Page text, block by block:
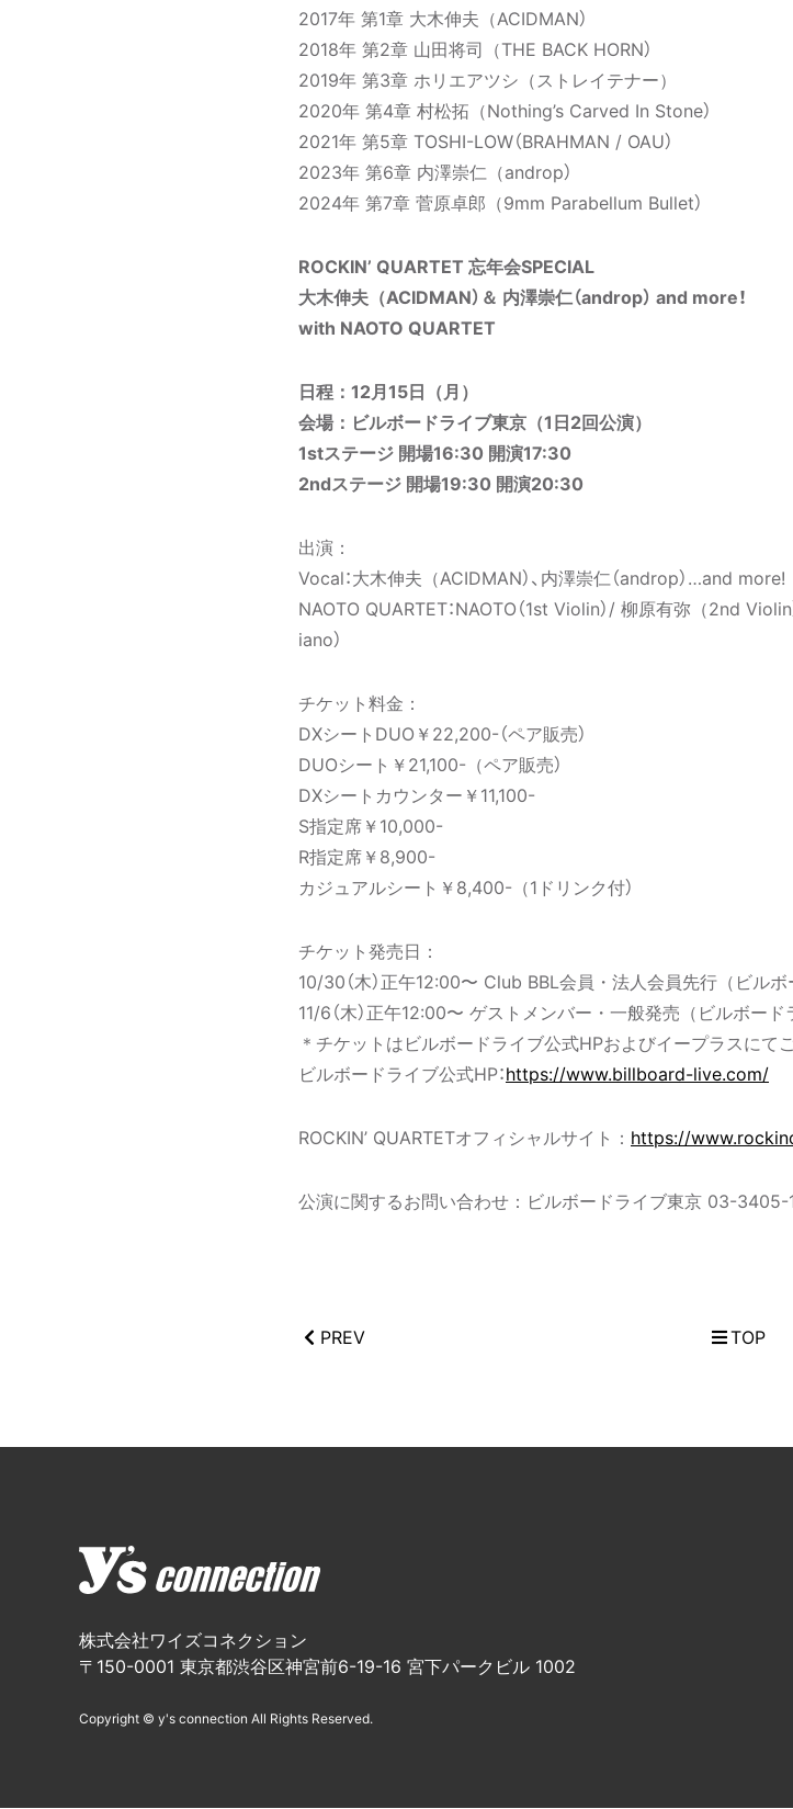
2017年 第1章 大木伸夫（ACIDMAN）
2018年 第2章 山田将司（THE BACK HORN）
2019年 第3章 ホリエアツシ（ストレイテナー）
2020年 第4章 村松拓（Nothing’s Carved In Stone）
2021年 第5章 TOSHI-LOW（BRAHMAN / OAU）
2023年 第6章 内澤崇仁（androp）
2024年 第7章 菅原卓郎（9mm Parabellum Bullet）
ROCKIN’ QUARTET 忘年会SPECIAL
大木伸夫（ACIDMAN）＆ 内澤崇仁（androp） and more！
with NAOTO QUARTET
日程：12月15日（月）
会場：ビルボードライブ東京（1日2回公演）
1stステージ 開場16:30 開演17:30
2ndステージ 開場19:30 開演20:30
出演：
Vocal：大木伸夫（ACIDMAN）、内澤崇仁（androp）…and more!
NAOTO QUARTET：NAOTO（1st Violin）/ 柳原有弥（2nd Violin
iano）
チケット料金：
DXシートDUO￥22,200-（ペア販売）
DUOシート￥21,100-（ペア販売）
DXシートカウンター￥11,100-
S指定席￥10,000-
R指定席￥8,900-
カジュアルシート￥8,400-（1ドリンク付）
チケット発売日：
10/30（木）正午12:00〜 Club BBL会員・法人会員先行（ビルボ
11/6（木）正午12:00〜 ゲストメンバー・一般発売（ビルボード
＊チケットはビルボードライブ公式HPおよびイープラスにて
ビルボードライブ公式HP：https://www.billboard-live.com/
ROCKIN’ QUARTETオフィシャルサイト： https://
公演に関するお問い合わせ：ビルボードライブ東京 03-3405-
PREV TOP
株式会社ワイズコネクション
〒150-0001 東京都渋谷区神宮前6-19-16 宮下パークビル 1002
Copyright © y's connection All Rights Reserved.